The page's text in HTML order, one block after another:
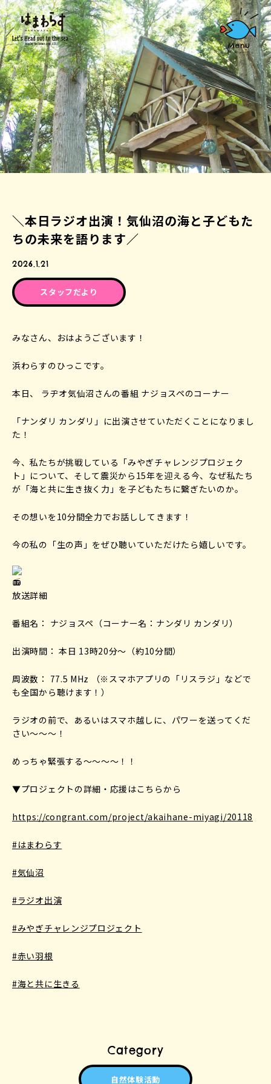
＼本日ラジオ出演！気仙沼の海と子どもた
ちの未来を語ります／
2026.1.21
スタッフだより
みなさん、おはようございます！
浜わらすのひっこです。
本日、 ラヂオ気仙沼さんの番組 ナジョスペのコーナー
「ナンダリ カンダリ」に出演させていただくことになりまし
た！
今、私たちが挑戦している「みやぎチャレンジプロジェク
ト」について、そして震災から15年を迎える今、なぜ私たち
が「海と共に生き抜く力」を子どもたちに繋ぎたいのか。
その想いを10分間全力でお話ししてきます！
今の私の「生の声」をぜひ聴いていただけたら嬉しいです。
放送詳細
番組名： ナジョスペ（コーナー名：ナンダリ カンダリ）
出演時間： 本日 13時20分〜（約10分間）
周波数： 77.5 MHz （※スマホアプリの「リスラジ」などで
も全国から聴けます！）
ラジオの前で、あるいはスマホ越しに、パワーを送ってくだ
さい～～～！
めっちゃ緊張する～～～～！！
▼プロジェクトの詳細・応援はこちらから
https://congrant.com/project/akaihane-miyagi/20118
#はまわらす
#気仙沼
#ラジオ出演
#みやぎチャレンジプロジェクト
#赤い羽根
#海と共に生きる
Category
自然体験活動